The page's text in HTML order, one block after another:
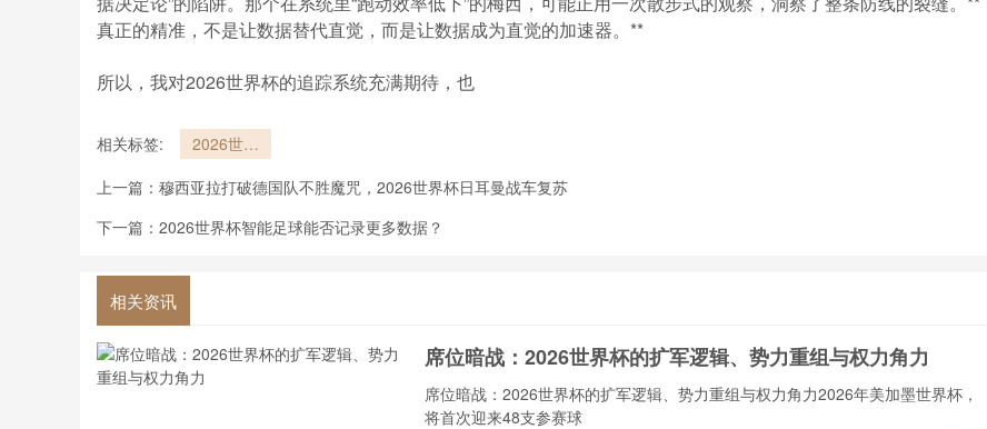
真正的精准，不是让数据替代直觉，而是让数据成为直觉的加速器。**
所以，我对2026世界杯的追踪系统充满期待，也
相关标签:
2026世界
系统能否提
据？
上一篇： 穆西亚拉打破德国队不胜魔咒，2026世界杯日耳曼战车复苏
下一篇： 2026世界杯智能足球能否记录更多数据？
相关资讯
席位暗战：2026世界杯的扩军逻辑、势力重组与权力角力
席位暗战：2026世界杯的扩军逻辑、势力重组与权力角力2026年美加墨世界杯，
将首次迎来48支参赛球